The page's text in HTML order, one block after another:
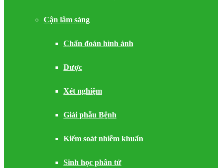
Cận lâm sàng
Chẩn đoán hình ảnh
Dược
Xét nghiệm
Giải phẫu Bệnh
Kiểm soát nhiễm khuẩn
Sinh học phân tử